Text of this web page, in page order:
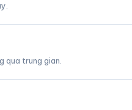
qua trung gian.